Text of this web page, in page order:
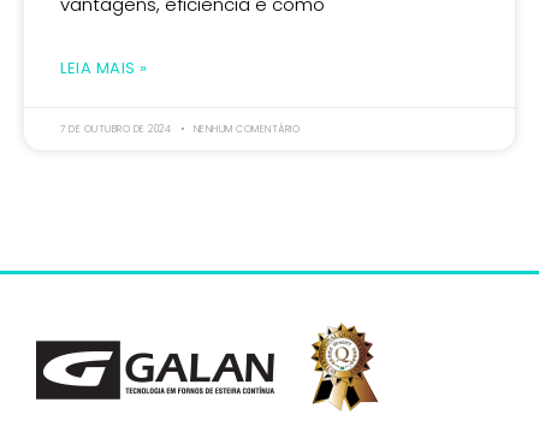
LEIA MAIS »
7 DE OUTUBRO DE 2024 NENHUM COMENTÁRIO